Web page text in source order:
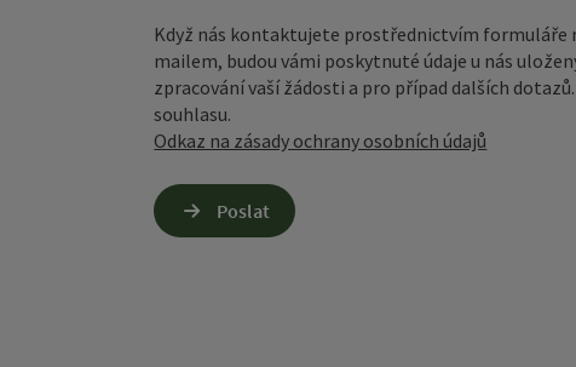
Když nás kontaktujete prostřednictvím formuláře
mailem, budou vámi poskytnuté údaje u nás
zpracování vaší žádosti a pro případ dalších
souhlasu.
Odkaz na zásady ochrany osobních údajů
Poslat